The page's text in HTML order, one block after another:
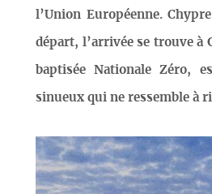
l’Union Européenne.
départ, l’arrivée se trouve à
baptisée Nationale Zéro,
sinueux qui ne ressemble à